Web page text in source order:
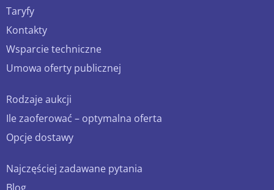
Taryfy
Kontakty
Wsparcie techniczne
Umowa oferty publicznej
Rodzaje aukcji
Ile zaoferować – optymalna oferta
Opcje dostawy
Najczęściej zadawane pytania